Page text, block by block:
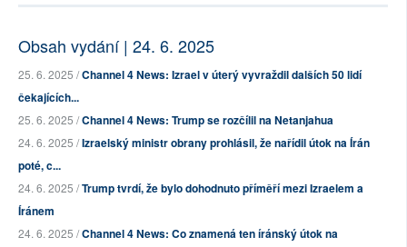
Obsah vydání | 24. 6. 2025
25. 6. 2025 /Channel 4 News: Izrael v úterý vyvraždil dalších 50 lidí
čekajících...
25. 6. 2025 /Channel 4 News: Trump se rozčílil na Netanjahua
24. 6. 2025 /Izraelský ministr obrany prohlásil, že nařídil útok na Írán
poté, c...
24. 6. 2025 /Trump tvrdí, že bylo dohodnuto příměří mezi Izraelem a
Íránem
24. 6. 2025 /Channel 4 News: Co znamená ten íránský útok na